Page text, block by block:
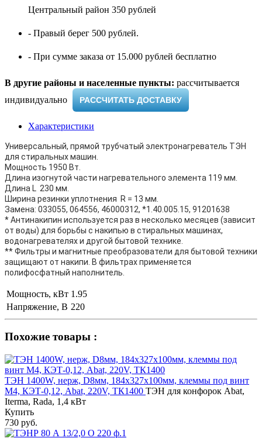
Центральный район 350 рублей
- Правый берег 500 рублей.
- При сумме заказа от 15.000 рублей бесплатно
В другие районы и населенные пункты: рассчитывается
индивидуально ​
РАССЧИТАТЬ ДОСТАВКУ
Характеристики
Универсальный, прямой трубчатый электронагреватель ТЭН
для стиральных машин.
Мощность 1950 Вт.
Длина изогнутой части нагревательного элемента 119 мм.
Длина L 230 мм.
Ширина резинки уплотнения R = 13 мм.
Замена: 033055, 064556, 46000312, *1.40.005.15, 91201638
* Антинакипин используется раз в несколько месяцев (зависит
от воды) для борьбы с накипью в стиральных машинах,
водонагревателях и другой бытовой технике.
** Фильтры и магнитные преобразователи для бытовой техники
защищают от накипи. В фильтрах применяется
полифосфатный наполнитель.
Мощность, кВт 1.95
Напряжение, В 220
Похожие товары :
ТЭН 1400W, нерж, D8мм, 184х327х100мм, клеммы под винт
М4, КЭТ-0,12, Abat, 220V, ТК1400 ТЭН для конфорок Abat,
Iterma, Rada, 1,4 кВт
Купить
730 руб.